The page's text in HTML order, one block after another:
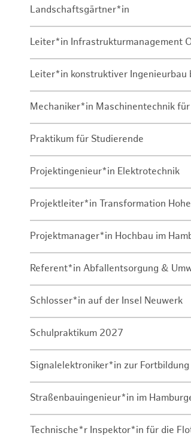
Landschaftsgärtner*in
Leiter*in Infrastrukturmanagement
Leiter*in konstruktiver Ingenieurbau
Mechaniker*in Maschinentechnik
Praktikum für Studierende
Projektingenieur*in Elektrotechnik
Projektleiter*in Transformation
Projektmanager*in Hochbau im
Referent*in Abfallentsorgung &
Schlosser*in auf der Insel Neuwerk
Schulpraktikum 2027
Signalelektroniker*in zur
Straßenbauingenieur*in im
Technische*r Inspektor*in für die